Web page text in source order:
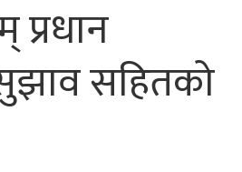
प्रधान
सहितको